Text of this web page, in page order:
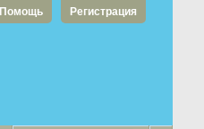
Регистрация
Помощь